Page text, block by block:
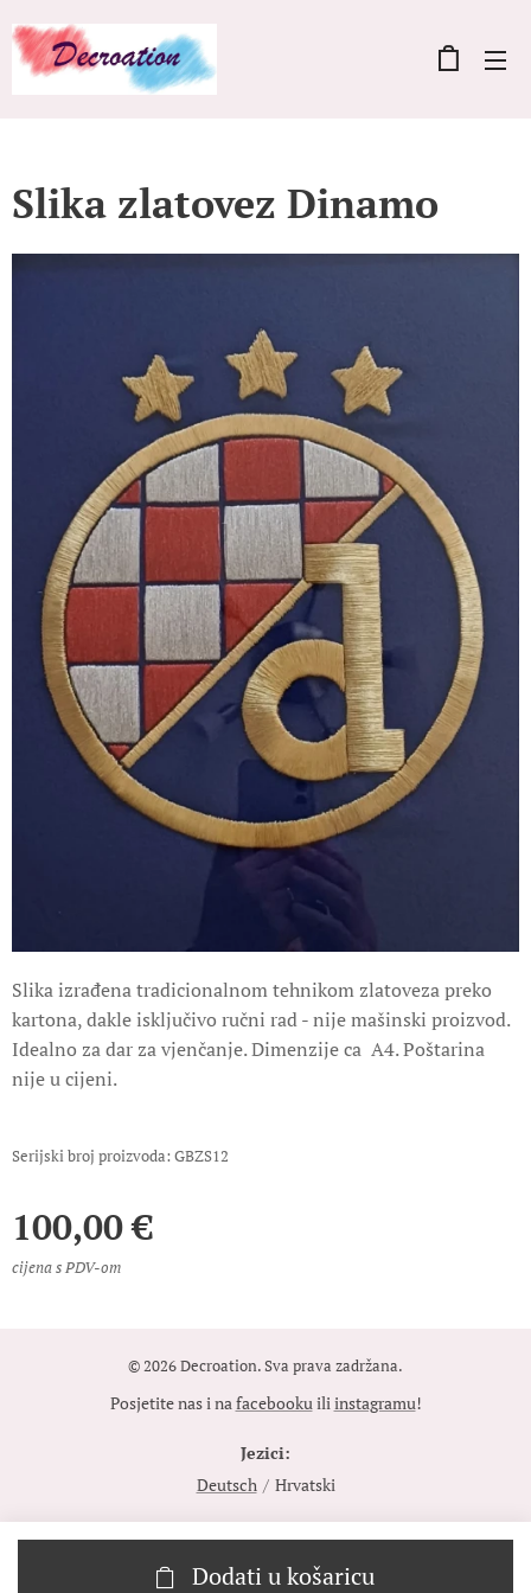
Slika zlatovez Dinamo
Slika izrađena tradicionalnom tehnikom zlatoveza preko
kartona, dakle isključivo ručni rad - nije mašinski proizvod.
Idealno za dar za vjenčanje. Dimenzije ca A4. Poštarina
nije u cijeni.
Serijski broj proizvoda: GBZS12
100,00€
cijena s PDV-om
Dodati u košaricu
© 2026 Decroation. Sva prava zadržana.
Posjetite nas i nafacebookuiliinstagramu!
Jezici
Deutsch
Hrvatski